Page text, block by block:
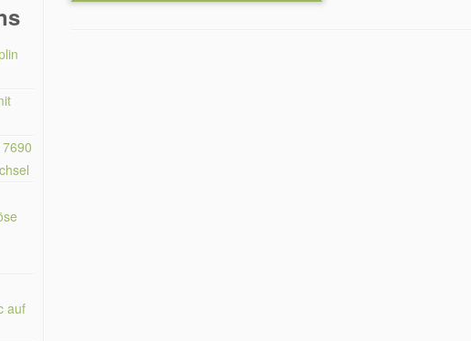
auf